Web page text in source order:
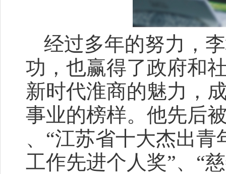
经过多年的努力，
功，也赢得了政府和
新时代淮商的魅力，
事业的榜样。他先后
、“江苏省十大杰出青
工作先进个人奖”、“